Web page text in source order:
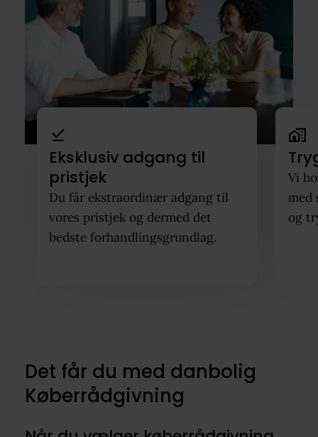
Eksklusiv adgang til
pristjek
Du får ekstraordinær adgang til
vores pristjek og dermed det
bedste forhandlingsgrundlag.
Vi
med
og
Det får du med danbolig
Køberrådgivning